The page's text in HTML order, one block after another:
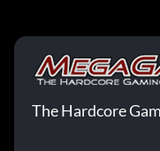
Horns, Tundra
The Hardcore